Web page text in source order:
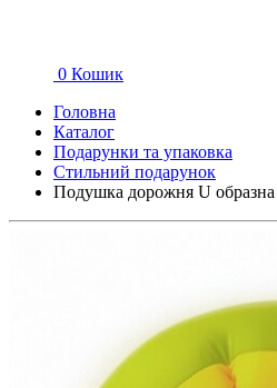
0 Кошик
Головна
Каталог
Подарунки та упаковка
Стильний подарунок
Подушка дорожня U образна